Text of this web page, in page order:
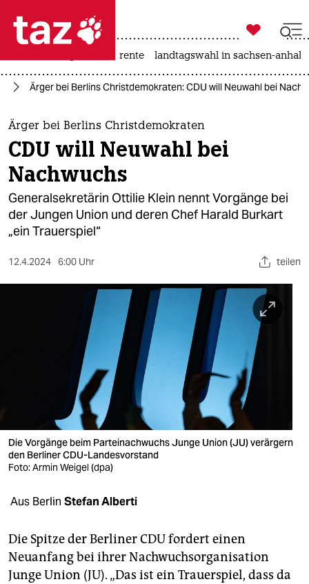
 taz zahl ich
taz zahl ich
themen
politik
öko
gesellschaft
sport
verlag
veranstaltungen
unterstützen
abo

taz zahl ich
rente landtagswahl in sachsen-anhalt
Ärger bei Berlins Christdemokraten: CDU will Neuwahl bei
Ärger bei Berlins Christdemokraten
CDU will Neuwahl bei
Nachwuchs
Generalsekretärin Ottilie Klein nennt Vorgänge bei
der Jungen Union und deren Chef Harald Burkart
„ein Trauerspiel“
12.4.2024 6:00 Uhr teilen
Die Vorgänge beim Parteinachwuchs Junge Union (JU) verärgern
den Berliner CDU-Landesvorstand
Foto: Armin Weigel (dpa)
Aus Berlin Stefan Alberti
Die Spitze der Berliner CDU fordert einen
Neuanfang bei ihrer Nachwuchsorganisation
Junge Union (JU). „Das ist ein Trauerspiel, dass da